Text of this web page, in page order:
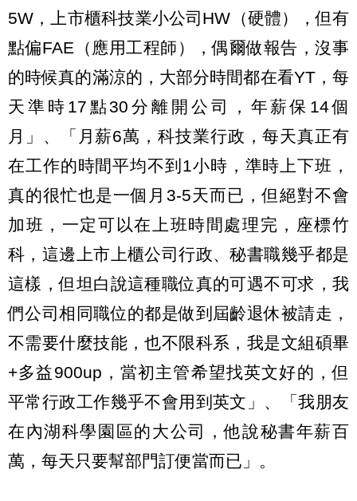
5W，上市櫃科技業小公司HW（硬體），但有
點偏FAE（應用工程師），偶爾做報告，沒事
的時候真的滿涼的，大部分時間都在看YT，每
天準時17點30分離開公司，年薪保14個
月」、「月薪6萬，科技業行政，每天真正有
在工作的時間平均不到1小時，準時上下班，
真的很忙也是一個月3-5天而已，但絕對不會
加班，一定可以在上班時間處理完，座標竹
科，這邊上市上櫃公司行政、秘書職幾乎都是
這樣，但坦白說這種職位真的可遇不可求，我
們公司相同職位的都是做到屆齡退休被請走，
不需要什麼技能，也不限科系，我是文組碩畢
+多益900up，當初主管希望找英文好的，但
平常行政工作幾乎不會用到英文」、「我朋友
在內湖科學園區的大公司，他說秘書年薪百
萬，每天只要幫部門訂便當而已」。